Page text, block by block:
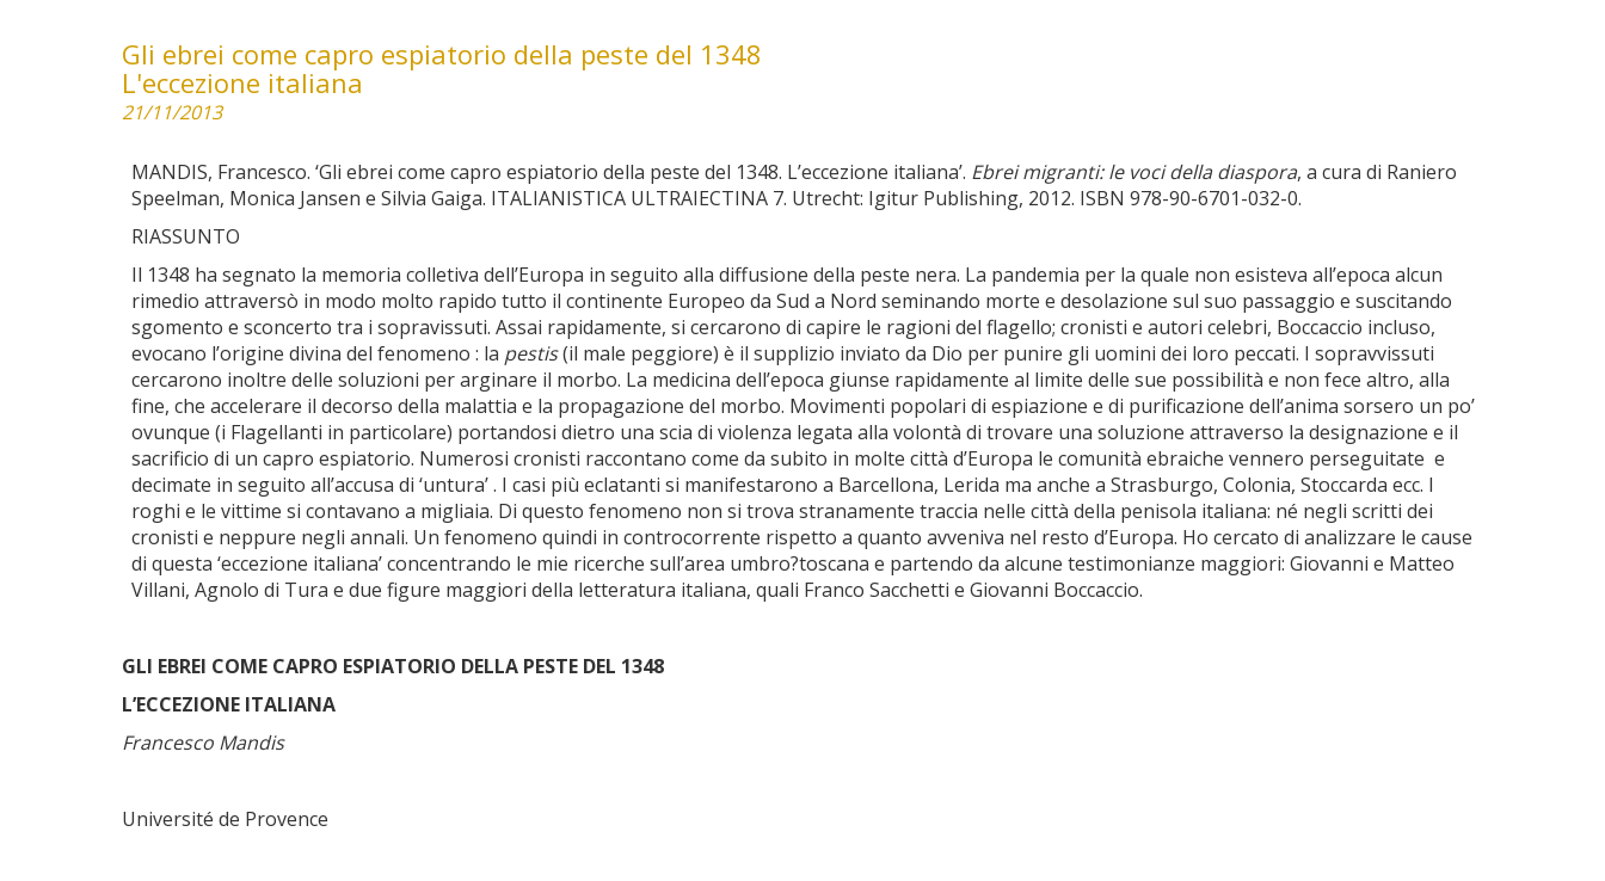
Gli ebrei come capro espiatorio della peste del 1348
L'eccezione italiana
21/11/2013
MANDIS, Francesco. ‘Gli ebrei come capro espiatorio della peste del 1348. L’eccezione italiana’. Ebrei migranti: le voci della diaspora, a cura di Raniero
Speelman, Monica Jansen e Silvia Gaiga. ITALIANISTICA ULTRAIECTINA 7. Utrecht: Igitur Publishing, 2012. ISBN 978-90-6701-032-0.
RIASSUNTO
Il 1348 ha segnato la memoria colletiva dell’Europa in seguito alla diffusione della peste nera. La pandemia per la quale non esisteva all’epoca alcun
rimedio attraversò in modo molto rapido tutto il continente Europeo da Sud a Nord seminando morte e desolazione sul suo passaggio e suscitando
sgomento e sconcerto tra i sopravissuti. Assai rapidamente, si cercarono di capire le ragioni del flagello; cronisti e autori celebri, Boccaccio incluso,
evocano l’origine divina del fenomeno : la pestis(il male peggiore) è il supplizio inviato da Dio per punire gli uomini dei loro peccati. I sopravvissuti
cercarono inoltre delle soluzioni per arginare il morbo. La medicina dell’epoca giunse rapidamente al limite delle sue possibilità e non fece altro, alla
fine, che accelerare il decorso della malattia e la propagazione del morbo. Movimenti popolari di espiazione e di purificazione dell’anima sorsero un po’
ovunque (i Flagellanti in particolare) portandosi dietro una scia di violenza legata alla volontà di trovare una soluzione attraverso la designazione e il
sacrificio di un capro espiatorio. Numerosi cronisti raccontano come da subito in molte città d’Europa le comunità ebraiche vennero perseguitate e
decimate in seguito all’accusa di ‘untura’ . I casi più eclatanti si manifestarono a Barcellona, Lerida ma anche a Strasburgo, Colonia, Stoccarda ecc. I
roghi e le vittime si contavano a migliaia. Di questo fenomeno non si trova stranamente traccia nelle città della penisola italiana: né negli scritti dei
cronisti e neppure negli annali. Un fenomeno quindi in controcorrente rispetto a quanto avveniva nel resto d’Europa. Ho cercato di analizzare le cause
di questa ‘eccezione italiana’ concentrando le mie ricerche sull’area umbro?toscana e partendo da alcune testimonianze maggiori: Giovanni e Matteo
Villani, Agnolo di Tura e due figure maggiori della letteratura italiana, quali Franco Sacchetti e Giovanni Boccaccio.
GLI EBREI COME CAPRO ESPIATORIO DELLA PESTE DEL 1348
L’ECCEZIONE ITALIANA
Francesco Mandis
Université de Provence